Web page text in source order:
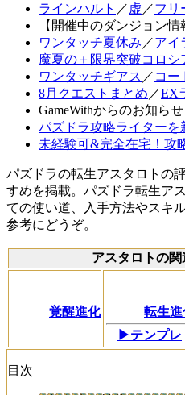
ラインハルト ／ 虚 ／フリ
【開催中のダンジョン情
ワンタッチ夏休み ／アイ
魔夏の＋限界突破コロシ
ワンタッチギアス ／ コー
8月クエストまとめ ／EX
GameWithからのお知らせ
パズドラ攻略ライターを
未経験可&完全在宅！攻
パズドラの転生アスタロトの
すめを掲載。パズドラ転生ア
ての使い道、入手方法やスキ
参考にどうぞ。
アスタロトの関
覚醒進化
転生進
▶テンプレ
目次